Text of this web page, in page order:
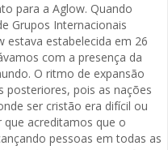
para a Aglow. Quando
Grupos Internacionais
estava estabelecida em 26
com a presença da
O ritmo de expansão
posteriores, pois as nações
ser cristão era difícil ou
acreditamos que o
pessoas em todas as